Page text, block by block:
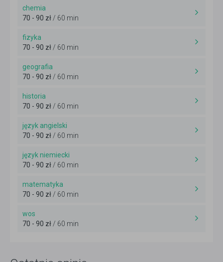
chemia
70 - 90 zł/ 60 min
fizyka
70 - 90 zł/ 60 min
geografia
70 - 90 zł/ 60 min
historia
70 - 90 zł/ 60 min
język angielski
70 - 90 zł/ 60 min
język niemiecki
70 - 90 zł/ 60 min
matematyka
70 - 90 zł/ 60 min
wos
70 - 90 zł/ 60 min